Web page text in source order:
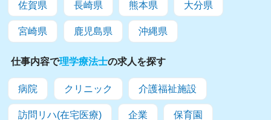
佐賀県 長崎県 熊本県 大分県
宮崎県 鹿児島県 沖縄県
仕事内容で理学療法士の求人を探す
病院 クリニック 介護福祉施設
訪問リハ(在宅医療) 企業 保育園